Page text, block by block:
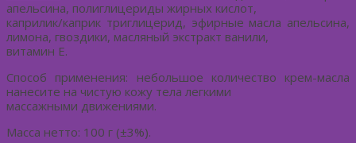
апельсина, полиглицериды жирных кислот,
каприлик/каприк триглицерид, эфирные масла апельсина,
лимона, гвоздики, масляный экстракт ванили,
витамин Е.
Способ применения: небольшое количество крем-масла
нанесите на чистую кожу тела легкими
массажными движениями.
Масса нетто: 100 г (±3%).